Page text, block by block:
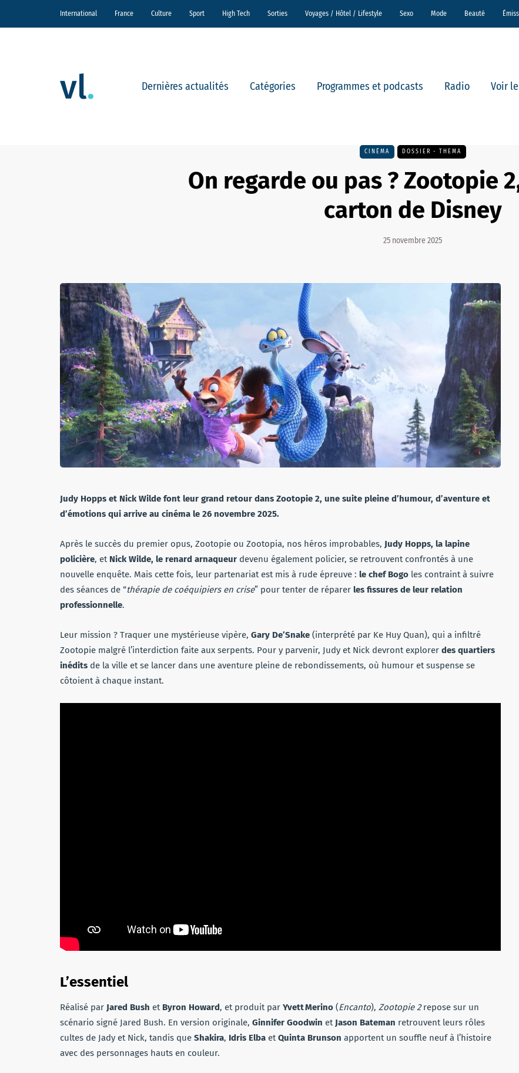
International France Culture Sport High Tech Sorties Voyages / Hôtel / Lifestyle Sexo Mode Beauté
Dernières actualités Catégories Programmes et podcasts Radio Voir
CINÉMA DOSSIER - THEMA
On regarde ou pas ? Zootopie
carton de Disney
25 novembre 2025
Judy Hopps et Nick Wilde font leur grand retour dans Zootopie 2, une suite pleine d’humour, d’aventure et
d’émotions qui arrive au cinéma le 26 novembre 2025.
Après le succès du premier opus, Zootopie ou Zootopia, nos héros improbables, Judy Hopps, la lapine
policière, et Nick Wilde, le renard arnaqueur devenu également policier, se retrouvent confrontés à une
nouvelle enquête. Mais cette fois, leur partenariat est mis à rude épreuve : le chef Bogo les contraint à suivre
des séances de “thérapie de coéquipiers en crise” pour tenter de réparer les fissures de leur relation
professionnelle.
Leur mission ? Traquer une mystérieuse vipère, Gary De’Snake (interprété par Ke Huy Quan), qui a infiltré
Zootopie malgré l’interdiction faite aux serpents. Pour y parvenir, Judy et Nick devront explorer des quartiers
inédits de la ville et se lancer dans une aventure pleine de rebondissements, où humour et suspense se
côtoient à chaque instant.
L’essentiel
Réalisé par Jared Bush et Byron Howard, et produit par Yvett Merino (Encanto), Zootopie 2repose sur un
scénario signé Jared Bush. En version originale, Ginnifer Goodwin et Jason Bateman retrouvent leurs rôles
cultes de Jady et Nick, tandis que Shakira, Idris Elba etQuinta Brunson apportent un souffle neuf à l’histoire
avec des personnages hauts en couleur.